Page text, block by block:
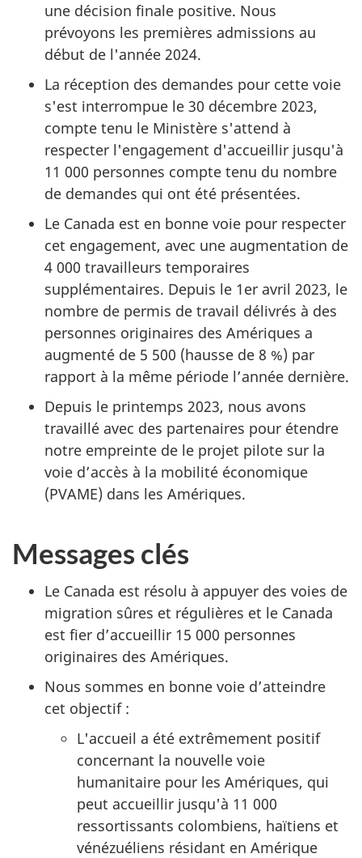
une décision finale positive. Nous
prévoyons les premières admissions au
début de l'année 2024.
La réception des demandes pour cette voie
s'est interrompue le 30 décembre 2023,
compte tenu le Ministère s'attend à
respecter l'engagement d'accueillir jusqu'à
11 000 personnes compte tenu du nombre
de demandes qui ont été présentées.
Le Canada est en bonne voie pour respecter
cet engagement, avec une augmentation de
4 000 travailleurs temporaires
supplémentaires. Depuis le 1er avril 2023, le
nombre de permis de travail délivrés à des
personnes originaires des Amériques a
augmenté de 5 500 (hausse de 8 %) par
rapport à la même période l’année dernière.
Depuis le printemps 2023, nous avons
travaillé avec des partenaires pour étendre
notre empreinte de le projet pilote sur la
voie d’accès à la mobilité économique
(PVAME) dans les Amériques.
Messages clés
Le Canada est résolu à appuyer des voies de
migration sûres et régulières et le Canada
est fier d’accueillir 15 000 personnes
originaires des Amériques.
Nous sommes en bonne voie d’atteindre
cet objectif :
L'accueil a été extrêmement positif
concernant la nouvelle voie
humanitaire pour les Amériques, qui
peut accueillir jusqu'à 11 000
ressortissants colombiens, haïtiens et
vénézuéliens résidant en Amérique